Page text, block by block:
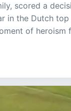
scored a
in the Dutch
of heroism